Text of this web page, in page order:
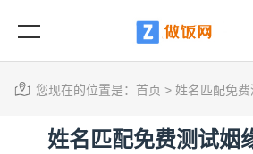
您现在的位置是： 首页 > 姓名匹配免
姓名匹配免费测试姻